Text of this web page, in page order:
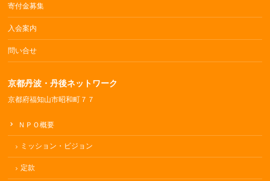
寄付金募集
入会案内
問い合せ
京都丹波・丹後ネットワーク
京都府福知山市昭和町７７
ＮＰＯ概要
ミッション・ビジョン
定款